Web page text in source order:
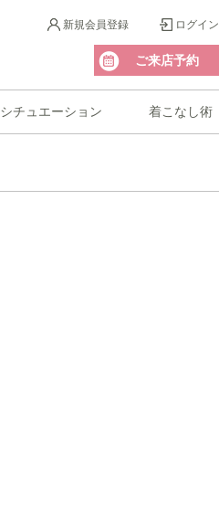
新規会員登録 ログイン
ご来店予約
シチュエーション 着こなし術